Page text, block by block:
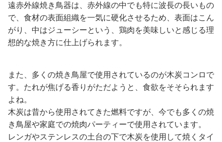
遠赤外線焼き鳥器は、赤外線の中でも特に波長の長いもの
で、食材の表面組織を一気に硬化させるため、表面はこん
がり、中はジューシーという、鶏肉を美味しいと感じる理
想的な焼き方に仕上げられます。
また、多くの焼き鳥屋で使用されているのが木炭コンロで
す。たれが焦げる香りがただようと、食欲をそそられます
よね。
木炭は昔から使用されてきた燃料ですが、今でも多くの焼
き鳥屋や家庭での焼肉パーティーで使用されています。
レンガやステンレスの土台の下で木炭を使用して焼くタイ